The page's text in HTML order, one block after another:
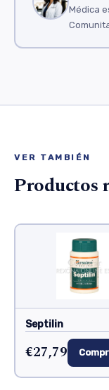
Médica
VER TAMBIÉN
Productos
Septilin
€27,79